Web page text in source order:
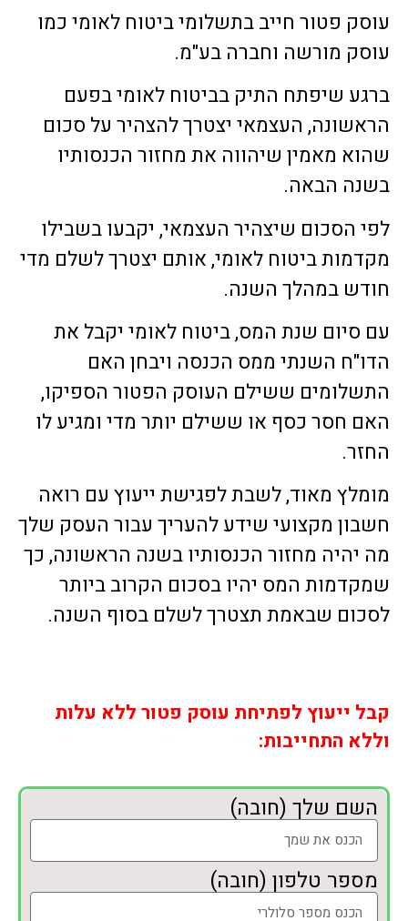
עוסק פטור חייב בתשלומי ביטוח לאומי כמו
עוסק מורשה וחברה בע"מ.
ברגע שיפתח התיק בביטוח לאומי בפעם
הראשונה, העצמאי יצטרך להצהיר על סכום
שהוא מאמין שיהווה את מחזור הכנסותיו
בשנה הבאה.
לפי הסכום שיצהיר העצמאי, יקבעו בשבילו
מקדמות ביטוח לאומי, אותם יצטרך לשלם מדי
חודש במהלך השנה.
עם סיום שנת המס, ביטוח לאומי יקבל את
הדו"ח השנתי ממס הכנסה ויבחן האם
התשלומים ששילם העוסק הפטור הספיקו,
האם חסר כסף או ששילם יותר מדי ומגיע לו
החזר.
מומלץ מאוד, לשבת לפגישת ייעוץ עם רואה
חשבון מקצועי שידע להעריך עבור העסק שלך
מה יהיה מחזור הכנסותיו בשנה הראשונה, כך
שמקדמות המס יהיו בסכום הקרוב ביותר
לסכום שבאמת תצטרך לשלם בסוף השנה.
קבל ייעוץ לפתיחת עוסק פטור ללא עלות
וללא התחייבות:
השם שלך (חובה)
מספר טלפון (חובה)